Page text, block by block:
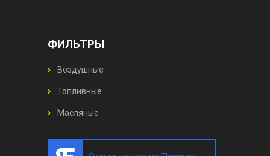
ФИЛЬТРЫ
Воздушные
Топливные
Масляные